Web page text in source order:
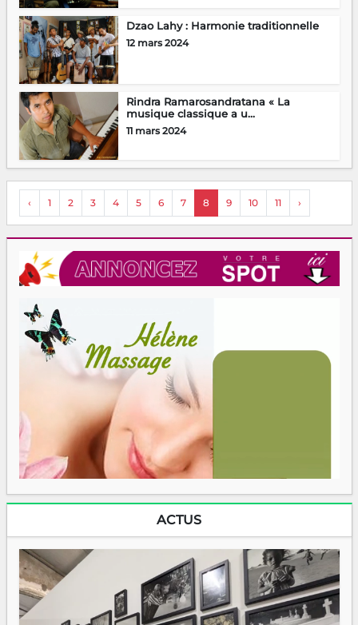
Dzao Lahy : Harmonie traditionnelle
12 mars 2024
Rindra Ramarosandratana « La
musique classique a u...
11 mars 2024
‹ 1 2 3 4 5 6 7 8 9 10 11 ›
ACTUS